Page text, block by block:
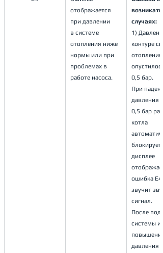
отображается
при давлении
в системе
отопления ниже
нормы или при
проблемах в
работе насоса.
возникать
случаях:
1)
контуре
отопления
0,5 бар.
При
давления
0,5 бар
котла
дисплее
ошибка Е4
звучит
сигнал.
После
системы и
повышении
давления